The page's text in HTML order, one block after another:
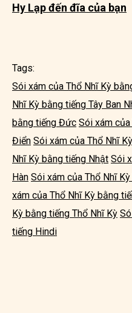
Hy Lạp đến đĩa của bạn
Tags:
Sói xám của Thổ Nhĩ Kỳ
Nhĩ Kỳ bằng tiếng Tây Ban
bằng tiếng Đức Sói xám
Điển Sói xám của Thổ Nhĩ
Nhĩ Kỳ bằng tiếng Nhật Sói
Hàn Sói xám của Thổ Nhĩ
xám của Thổ Nhĩ Kỳ bằng
Kỳ bằng tiếng Thổ Nhĩ Kỳ
tiếng Hindi